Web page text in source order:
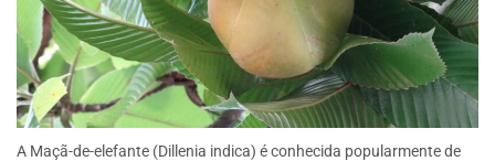
A Maçã-de-elefante (Dillenia indica) é conhecida popularmente de